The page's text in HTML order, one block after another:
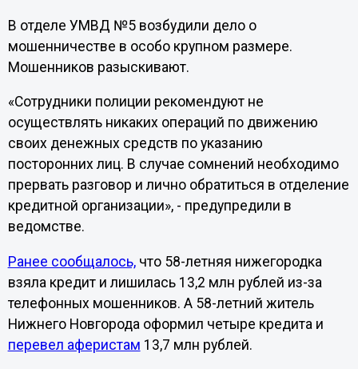
В отделе УМВД №5 возбудили дело о
мошенничестве в особо крупном размере.
Мошенников разыскивают.
«Сотрудники полиции рекомендуют не
осуществлять никаких операций по движению
своих денежных средств по указанию
посторонних лиц. В случае сомнений необходимо
прервать разговор и лично обратиться в отделение
кредитной организации», - предупредили в
ведомстве.
Ранее сообщалось,что 58-летняя нижегородка
взяла кредит и лишилась 13,2 млн рублей из-за
телефонных мошенников. А 58-летний житель
Нижнего Новгорода оформил четыре кредита и
перевел аферистам 13,7 млн рублей.